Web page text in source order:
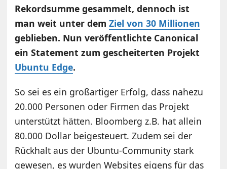
Rekordsumme gesammelt, dennoch ist
man weit unter demZiel von 30 Millionen
geblieben. Nun veröffentlichte Canonical
ein Statement zum gescheiterten Projekt
Ubuntu Edge.
So sei es ein großartiger Erfolg, dass nahezu
20.000 Personen oder Firmen das Projekt
unterstützt hätten. Bloomberg z.B. hat allein
80.000 Dollar beigesteuert. Zudem sei der
Rückhalt aus der Ubuntu-Community stark
gewesen, es wurden Websites eigens für das